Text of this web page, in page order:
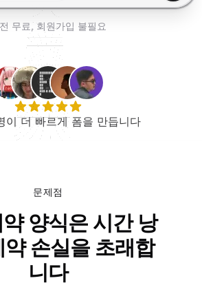
무료, 회원가입 불필요
이 더 빠르게 폼을 만듭니다
문제점
양식은 시간 낭
약 손실을 초래합
니다